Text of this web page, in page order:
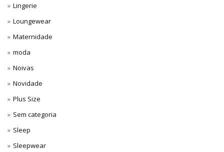
Lingerie
Loungewear
Maternidade
moda
Noivas
Novidade
Plus Size
Sem categoria
Sleep
Sleepwear